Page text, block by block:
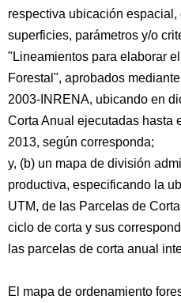
respectiva ubicación
superficies, parámetros y/o
"Lineamientos para elaborar
Forestal", aprobados
2003-INRENA, ubicando en
Corta Anual ejecutadas hasta
2013, según corresponda;
y, (b) un mapa de división
productiva, especificando la
UTM, de las Parcelas de
ciclo de corta y sus
las parcelas de corta anual
El mapa de ordenamiento